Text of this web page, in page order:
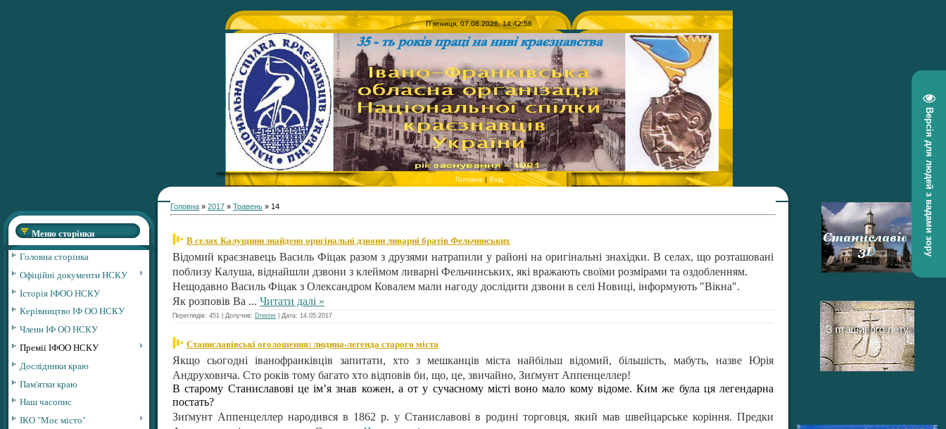
Версія для людей з вадами зору
П`ятниця, 07.08.2026, 14:42:56
Головна | Вхід
Меню сторінки
Головна сторінка
Офіційні документи НСКУ
Історія ІФОО НСКУ
Керівництво ІФ ОО НСКУ
Члени ІФ ОО НСКУ
Премії ІФОО НСКУ
Дослідники краю
Пам'ятки краю
Наш часопис
ІКО "Моє місто"
Головна » 2017 » Травень » 14
В селах Калущини знайдено оригінальні дзвони ливарні братів Фельчинських
Відомий краєзнавець Василь Фіцак разом з друзями натрапили у районі на оригінальні знахідки. В селах, що розташовані
поблизу Калуша, віднайшли дзвони з клеймом ливарні Фельчинських, які вражають своїми розмірами та оздобленням.
Нещодавно Василь Фіцак з Олександром Ковалем мали нагоду дослідити дзвони в селі Новиці, інформують "Вікна".
Як розповів Ва ... Читати далі »
Переглядів: 451 | Долучив: Dnister | Дата: 14.05.2017
Станиславівські оголошення: людина-легенда старого міста
Якщо сьогодні іванофранківців запитати, хто з мешканців міста найбільш відомий, більшість, мабуть, назве Юрія
Андруховича. Сто років тому багато хто відповів би, що, це, звичайно, Зиґмунт Аппенцеллер!
В старому Станиславові це ім’я знав кожен, а от у сучасному місті воно мало кому відоме. Ким же була ця легендарна
постать?
Зиґмунт Аппенцеллер народився в 1862 р. у Станиславові в родині торговця, який мав швейцарське коріння. Предки